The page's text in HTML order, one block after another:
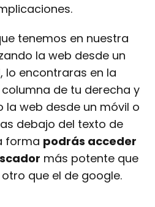
tenemos en nuestra
la web desde un
lo encontraras en la
de tu derecha y
la web desde un móvil o
debajo del texto de
forma podrás acceder
más potente que
que el de google.